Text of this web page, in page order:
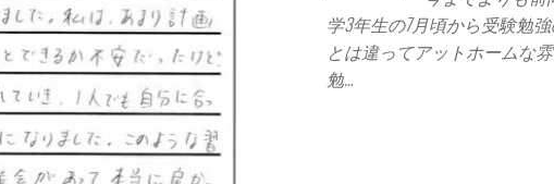
学3年生の7月頃から受験勉
とは違ってアットホームな
勉…